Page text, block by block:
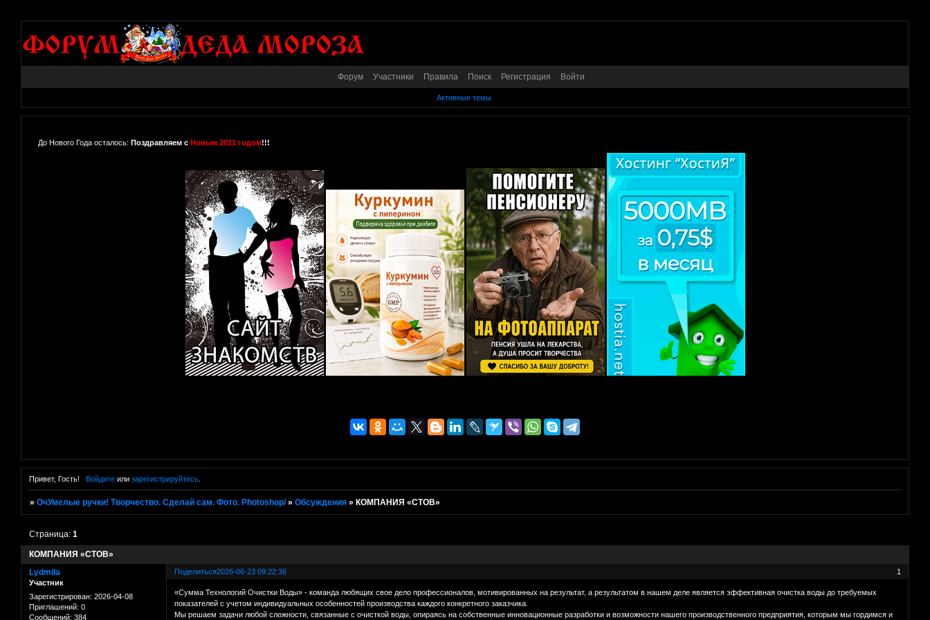
Форум Участники Правила Поиск Регистрация Войти
Активные темы
До Нового Года осталось: Поздравляем с Новым 2021 годом!!!
Привет, Гость! Войдитеили зарегистрируйтесь.
»ОчУмелые ручки! Творчество. Сделай сам. Фото. Photoshop/ »Обсуждения » КОМПАНИЯ «СТОВ»
КОМПАНИЯ «СТОВ»
Страница:1
Поделиться 1
2026-06-23 09:22:36
Lydmila
Участник
Зарегистрирован: 2026-04-08
Приглашений: 0
Сообщений: 384
«Сумма Технологий Очистки Воды» - команда любящих свое дело профессионалов, мотивированных на результат, а результатом в нашем деле является эффективная очистка воды до требуемых
показателей с учетом индивидуальных особенностей производства каждого конкретного заказчика.
Мы решаем задачи любой сложности, связанные с очисткой воды, опираясь на собственные инновационные разработки и возможности нашего производственного предприятия, которым мы гордимся и